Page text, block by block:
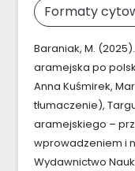
Formaty
Baraniak, M.
aramejska po
Anna Kuśmirek,
tłumaczenie),
aramejskiego –
wprowadzeniem i
Wydawnictwo